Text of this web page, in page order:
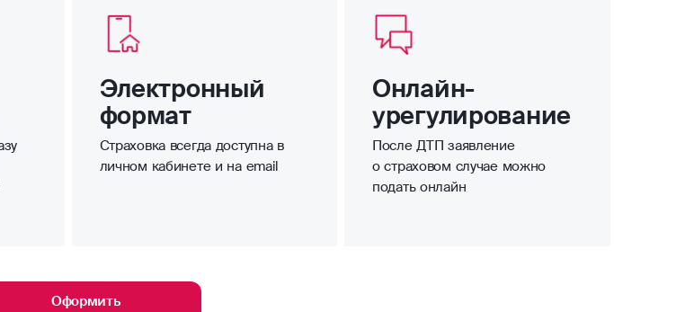
Электронный
формат
Страховка всегда доступна в
личном кабинете и на email
Онлайн-
урегулирование
После ДТП заявление
о страховом случае можно
подать онлайн
Оформить